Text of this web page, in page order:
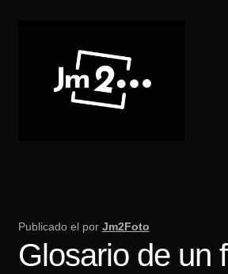
navegación
contenido
Recibir Castings
Publicado el por Jm2Foto
Glosario de un